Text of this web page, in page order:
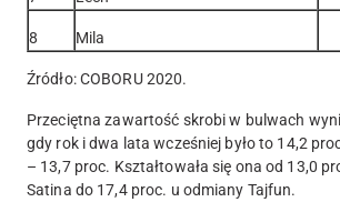
8 Mila
Źródło: COBORU 2020.
Przeciętna zawartość skrobi w bulwach
gdy rok i dwa lata wcześniej było to 14,2
– 13,7 proc. Kształtowała się ona od 13,0
Satina do 17,4 proc. u odmiany Tajfun.